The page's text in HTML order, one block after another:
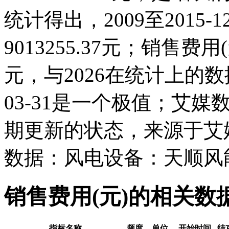
统计得出，2009至2015-
9013255.37元；销售费用
元，与2026在统计上的
03-31是一个极值；艾媒
期更新的状态，来源于
数据：风电设备：天顺
销售费用(元)的相关数